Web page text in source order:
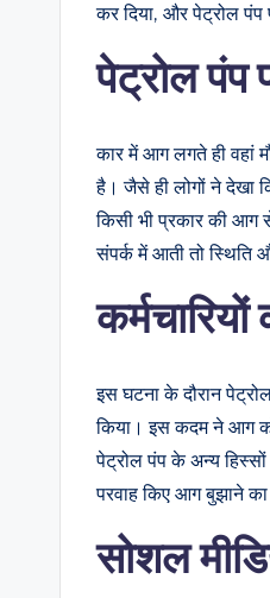
कर दिया, और पेट्रोल
पेट्रोल पंप
कार में आग लगते ही वहां
है। जैसे ही लोगों ने देखा
किसी भी प्रकार की
संपर्क में आती तो स्थिति
इस घटना के दौरान
किया। इस कदम ने आग
पेट्रोल पंप के अन्य
परवाह किए आग बुझाने
सोशल